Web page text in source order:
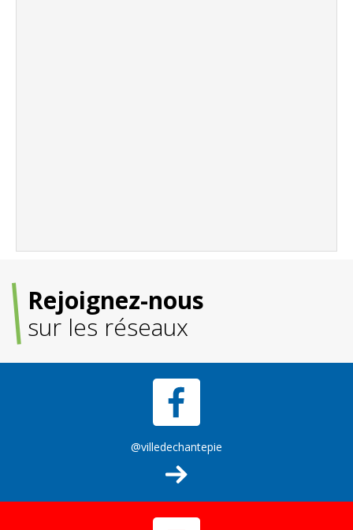
Rejoignez-nous
sur les réseaux
@villedechantepie